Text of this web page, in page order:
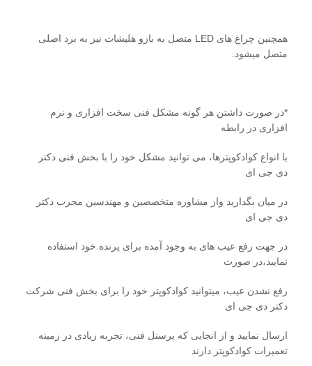
همچنین چراغ های LED متصل به بازو هلیشات نیز به برد اصلی
متصل میشود.
*در صورت داشتن هر گونه مشکل فنی سخت افزاری و نرم
افزاری در رابطه
با انواع کوادکوپترها، می توانید مشکل خود را با بخش فنی دکتر
دی جی ای
در میان بگدارید واز مشاوره متخصصین و مهندسین مجرب دکتر
دی جی ای
در جهت رفع عیب های به وجود آمده برای پرنده خود استفاده
نمایید،در صورت
رفع نشدن عیب، میتوانید کوادکوپتر خود را برای بخش فنی شرکت
دکتر دی جی ای
ارسال نمایید و از انجایی که پرسنل فنی، تجربه زیادی در زمینه
تعمیرات کوادکوپتر دارند